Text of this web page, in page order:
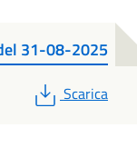
31-08-2025
PDF
Scarica